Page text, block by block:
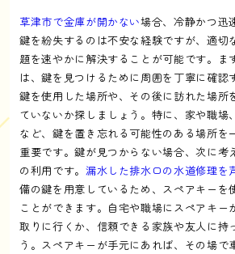
草津市で金庫が開かない場合、冷静かつ迅
鍵を紛失するのは不安な経験ですが、適切
題を速やかに解決することが可能です。ま
は、鍵を見つけるために周囲を丁寧に確認
鍵を使用した場所や、その後に訪れた場所
ていないか探しましょう。特に、家や職場
など、鍵を置き忘れる可能性のある場所を
重要です。鍵が見つからない場合、次に考
の利用です。 漏水した排水口の水道修理を
備の鍵を用意しているため、スペアキーを
ことができます。自宅や職場にスペアキー
取りに行くか、信頼できる家族や友人に持
う。スペアキーが手元にあれば、その場で